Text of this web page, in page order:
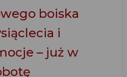
boiska
i
– już w